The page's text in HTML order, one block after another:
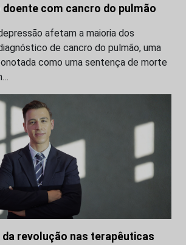
doente com cancro do pulmão
afetam a maioria dos
de cancro do pulmão, uma
como uma sentença de morte
da revolução nas terapêuticas